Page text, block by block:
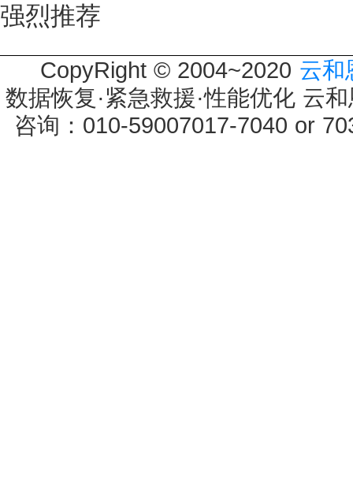
强烈推荐
CopyRight © 2004~2020 云和
数据恢复·紧急救援·性能优化 云
咨询：010-59007017-7040 or